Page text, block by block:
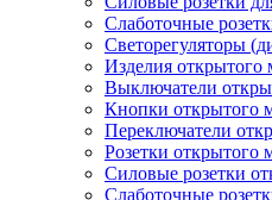
Слаботочные
Светорегуляторы
Изделия открытого
Выключатели
Кнопки открытого
Переключатели
Розетки открытого
Силовые розетки
Слаботочные